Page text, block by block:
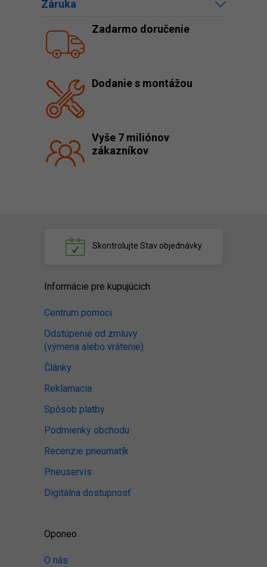
Záruka
Zadarmo doručenie
Dodanie s montážou
Vyše 7 miliónov
zákazníkov
Skontrolujte Stav objednávky
Informácie pre kupujúcich
Centrum pomoci
Odstúpenie od zmluvy
(výmena alebo vrátenie)
Články
Reklamacia
Spôsob platby
Podmienky obchodu
Recenzie pneumatík
Pneuservis
Digitálna dostupnosť
Oponeo
O nás